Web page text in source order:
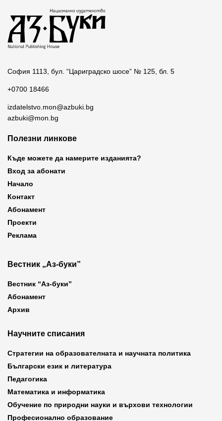
София 1113, бул. “Цариградско шосе” № 125, бл. 5
+0700 18466
izdatelstvo.mon@azbuki.bg
azbuki@mon.bg
Полезни линкове
Къде можете да намерите изданията?
Вход за абонати
Начало
Контакт
Абонамент
Проекти
Реклама
Вестник „Аз-буки”
Вестник “Аз-буки”
Абонамент
Архив
Научните списания
Стратегии на образователната и научната политика
Български език и литература
Педагогика
Математика и информатика
Обучение по природни науки и върхови технологии
Професионално образование